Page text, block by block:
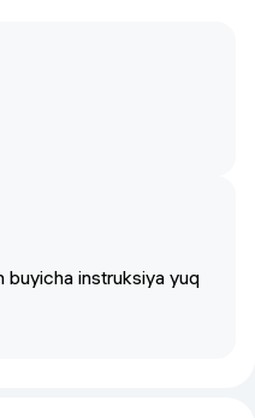
buyicha instruksiya yuq